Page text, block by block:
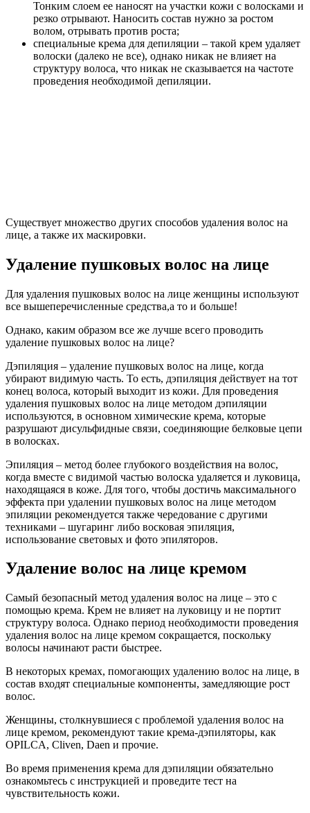
Тонким слоем ее наносят на участки кожи с волосками и
резко отрывают. Наносить состав нужно за ростом
волом, отрывать против роста;
специальные крема для депиляции – такой крем удаляет
волоски (далеко не все), однако никак не влияет на
структуру волоса, что никак не сказывается на частоте
проведения необходимой депиляции.
Cуществует множество других способов удаления волос на
лице, а также их маскировки.
Удаление пушковых волос на лице
Для удаления пушковых волос на лице женщины используют
все вышеперечисленные средства,а то и больше!
Однако, каким образом все же лучше всего проводить
удаление пушковых волос на лице?
Дэпиляция – удаление пушковых волос на лице, когда
убирают видимую часть. То есть, дэпиляция действует на тот
конец волоса, который выходит из кожи. Для проведения
удаления пушковых волос на лице методом дэпиляции
используются, в основном химические крема, которые
разрушают дисульфидные связи, соединяющие белковые цепи
в волосках.
Эпиляция – метод более глубокого воздействия на волос,
когда вместе с видимой частью волоска удаляется и луковица,
находящаяся в коже. Для того, чтобы достичь максимального
эффекта при удалении пушковых волос на лице методом
эпиляции рекомендуется также чередование с другими
техниками – шугаринг либо восковая эпиляция,
использование световых и фото эпиляторов.
Удаление волос на лице кремом
Самый безопасный метод удаления волос на лице – это с
помощью крема. Крем не влияет на луковицу и не портит
структуру волоса. Однако период необходимости проведения
удаления волос на лице кремом сокращается, поскольку
волосы начинают расти быстрее.
В некоторых кремах, помогающих удалению волос на лице, в
состав входят специальные компоненты, замедляющие рост
волос.
Женщины, столкнувшиеся с проблемой удаления волос на
лице кремом, рекомендуют такие крема-дэпиляторы, как
OPILCA, Cliven, Daen и прочие.
Во время применения крема для дэпиляции обязательно
ознакомьтесь с инструкцией и проведите тест на
чувствительность кожи.